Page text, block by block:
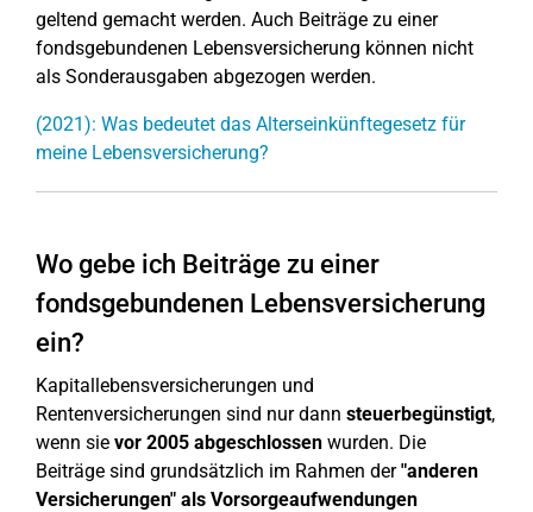
geltend gemacht werden. Auch Beiträge zu einer
fondsgebundenen Lebensversicherung können nicht
als Sonderausgaben abgezogen werden.
(2021): Was bedeutet das Alterseinkünftegesetz für
meine Lebensversicherung?
Wo gebe ich Beiträge zu einer
fondsgebundenen Lebensversicherung
ein?
Kapitallebensversicherungen und
Rentenversicherungen sind nur dann steuerbegünstigt,
wenn sie vor 2005 abgeschlossen wurden. Die
Beiträge sind grundsätzlich im Rahmen der"anderen
Versicherungen" als Vorsorgeaufwendungen